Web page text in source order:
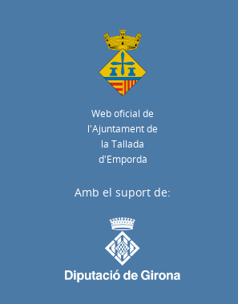
Web oficial de
l'Ajuntament de
la Tallada
d'Empordà
Amb el suport de: